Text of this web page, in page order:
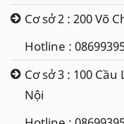
Cơ sở 2 : 200 Võ
Hotline :
Cơ sở 3 : 100
Nội